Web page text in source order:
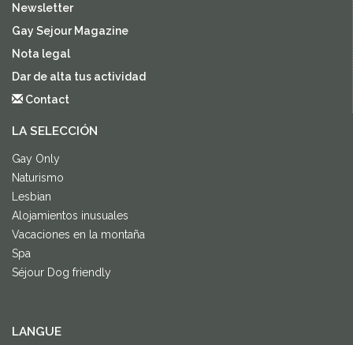
Newsletter
Gay Sejour Magazine
Nota legal
Dar de alta tus actividad
Contact
LA SELECCIÓN
Gay Only
Naturismo
Lesbian
Alojamientos inusuales
Vacaciones en la montaña
Spa
Séjour Dog friendly
LANGUE